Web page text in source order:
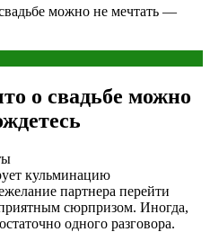
можно не мечтать —
о свадьбе можно
кульминацию
партнера перейти
сюрпризом. Иногда,
одного разговора.